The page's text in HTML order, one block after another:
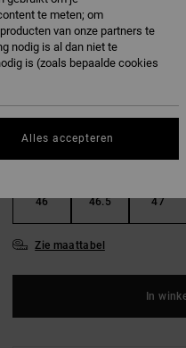
46 46.5 47
Zie maattabel
In
te meten; om
van onze partners te
nodig is al dan niet te
is (zoals bepaalde cookies
Alles accepteren